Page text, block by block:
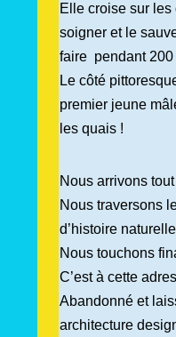
Elle croise sur
soigner et le
faire pendant 200
Le côté
premier jeune
les quais !
Nous arrivons
Nous traversons
d’histoire
Nous touchons
C’est à cette
Abandonné et
architecture